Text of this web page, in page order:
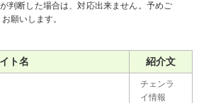
判断した場合は、対応出来ません。予めご
願いします。
ト名 紹介文
チェンラ
イ情報